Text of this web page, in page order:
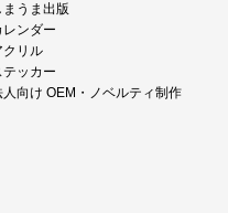
まうま出版
レンダー
クリル
テッカー
人向け OEM・ノベルティ制作